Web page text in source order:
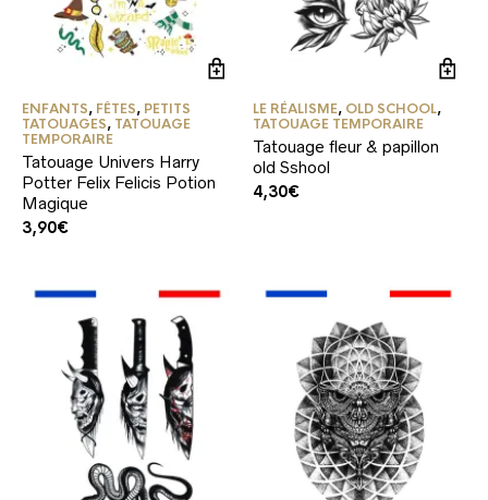
ENFANTS, FÊTES, PETITS
TATOUAGES, TATOUAGE
TEMPORAIRE
Tatouage Univers Harry
Potter Felix Felicis Potion
Magique
3,90€
LE RÉALISME, OLD SCHOOL,
TATOUAGE TEMPORAIRE
Tatouage fleur & papillon
old Sshool
4,30€